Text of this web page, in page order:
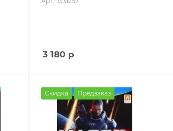
3 180 р
Скидка Предзаказ